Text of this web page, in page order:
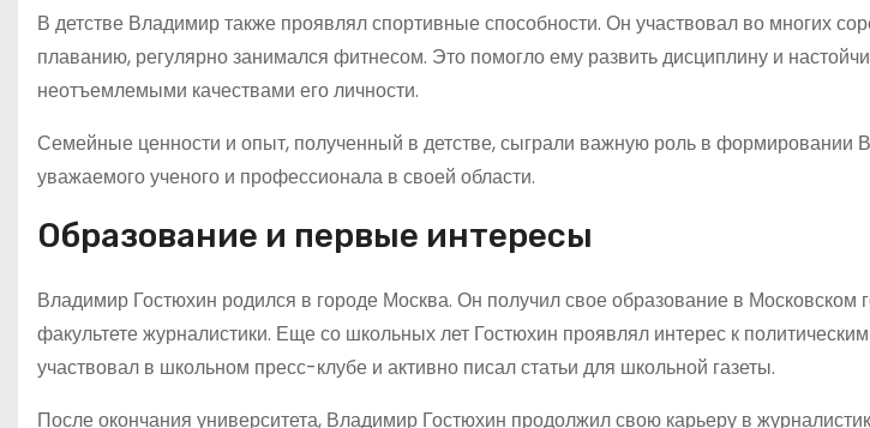
В детстве Владимир также проявлял спортивные способности. Он участвовал во многих
плаванию, регулярно занимался фитнесом. Это помогло ему развить дисциплину и
неотъемлемыми качествами его личности.
Семейные ценности и опыт, полученный в детстве, сыграли важную роль в формировании
уважаемого ученого и профессионала в своей области.
Образование и первые интересы
Владимир Гостюхин родился в городе Москва. Он получил свое образование в Московском
факультете журналистики. Еще со школьных лет Гостюхин проявлял интерес к
участвовал в школьном пресс-клубе и активно писал статьи для школьной газеты.
После окончания университета, Владимир Гостюхин продолжил свою карьеру в